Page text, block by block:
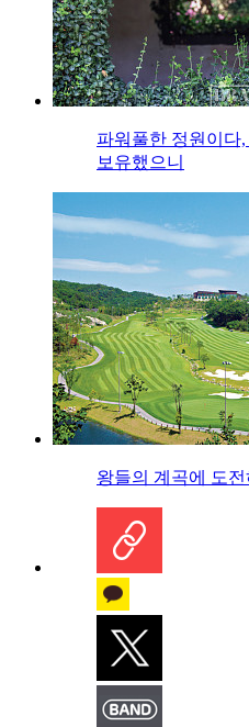
파워풀한 정원이다
보유했으니
왕들의 계곡에 도